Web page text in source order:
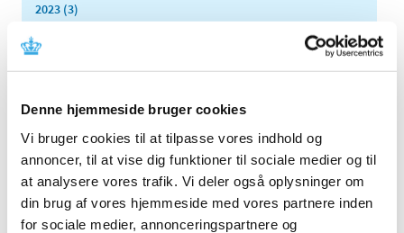
Denne hjemmeside bruger cookies
Vi bruger cookies til at tilpasse vores indhold og
annoncer, til at vise dig funktioner til sociale medier og til
at analysere vores trafik. Vi deler også oplysninger om
din brug af vores hjemmeside med vores partnere inden
for sociale medier, annonceringspartnere og
2023 (3)
2021 (1)
2019 (4)
2018 (5)
2017 (7)
2016 (10)
2015 (7)